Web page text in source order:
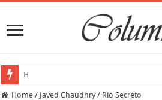
Heatwave
Home / Javed Chaudhry / Rio Secreto